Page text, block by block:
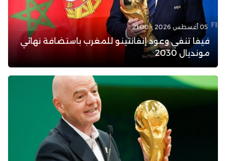
05 أغسطس 2026 - 21:00
فيفا تنفي وعود إنفانتينو للمغرب باستضافة نهائي
مونديال 2030